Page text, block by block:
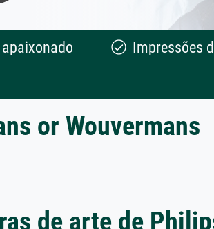
Impressões
or Wouvermans
de arte de